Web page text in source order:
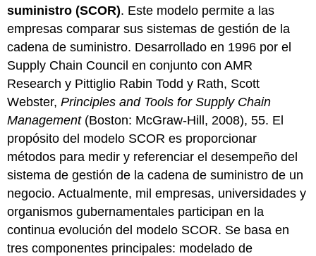
suministro (SCOR). Este modelo permite a las
empresas comparar sus sistemas de gestión de la
cadena de suministro. Desarrollado en 1996 por el
Supply Chain Council en conjunto con AMR
Research y Pittiglio Rabin Todd y Rath, Scott
Webster,Principles and Tools for Supply Chain
Management(Boston: McGraw-Hill, 2008), 55. El
propósito del modelo SCOR es proporcionar
métodos para medir y referenciar el desempeño del
sistema de gestión de la cadena de suministro de un
negocio. Actualmente, mil empresas, universidades y
organismos gubernamentales participan en la
continua evolución del modelo SCOR. Se basa en
tres componentes principales: modelado de